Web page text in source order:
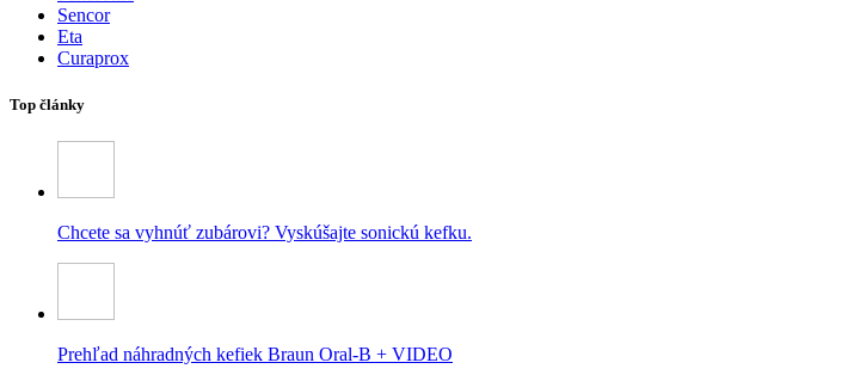
Sencor
Eta
Curaprox
Top články
Chcete sa vyhnúť zubárovi? Vyskúšajte sonickú kefku.
Prehľad náhradných kefiek Braun Oral-B + VIDEO